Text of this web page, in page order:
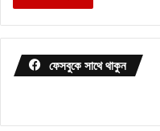
ফেসবুকে সাথে থাকুন